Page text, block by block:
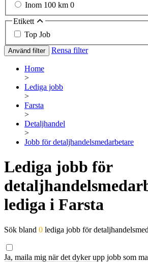
Inom 100 km 0
Etikett
Top Job
Använd filter Rensa filter
Home
>
Lediga jobb
>
Farsta
>
Detaljhandel
>
Jobb för detaljhandelsmedarbetare
Lediga jobb för
lediga i Farsta
Sök bland 0 lediga jobb för
Ja, maila mig när det dyker upp jobb som